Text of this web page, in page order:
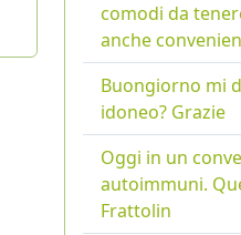
comodi da
anche
Buongiorno mi
idoneo? Grazie
Oggi in un
autoimmuni.
Frattolin